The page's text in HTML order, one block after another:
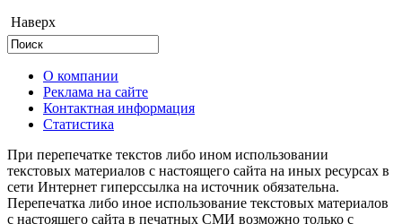
Наверх
О компании
Реклама на сайте
Контактная информация
Статистика
При перепечатке текстов либо ином использовании
текстовых материалов с настоящего сайта на иных ресурсах в
сети Интернет гиперссылка на источник обязательна.
Перепечатка либо иное использование текстовых материалов
с настоящего сайта в печатных СМИ возможно только с